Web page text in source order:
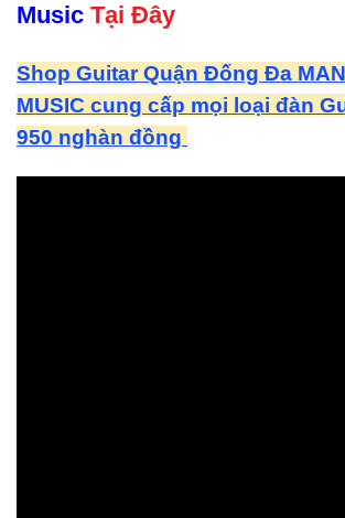
Music Tại Đây
Shop Guitar Quận Đống Đa
MUSIC cung cấp mọi loại đàn
950 nghàn đồng